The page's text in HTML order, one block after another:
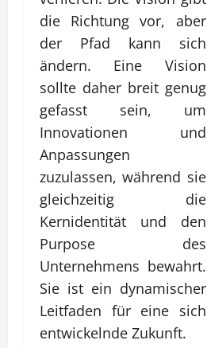
die Richtung vor, aber
der Pfad kann sich
ändern. Eine Vision
sollte daher breit genug
gefasst sein, um
Innovationen und
Anpassungen
zuzulassen, während sie
gleichzeitig die
Kernidentität und den
Purpose des
Unternehmens bewahrt.
Sie ist ein dynamischer
Leitfaden für eine sich
entwickelnde Zukunft.